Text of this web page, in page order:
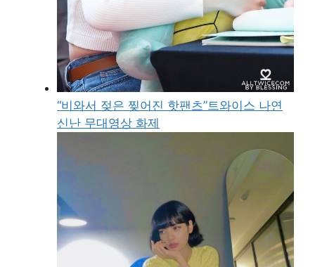
“비와서 젖은 찢어진 핫팬츠”트와이스 나연
신난 무대영상 화제